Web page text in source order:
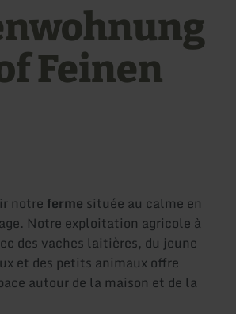
Feinen
notre ferme située au calme en
Notre exploitation agricole à
des vaches laitières, du jeune
et des petits animaux offre
autour de la maison et de la